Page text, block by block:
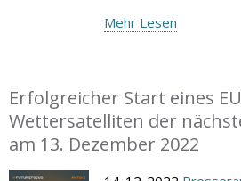
Mehr Lesen
Erfolgreicher Start eines
Wettersatelliten der
am 13. Dezember 2022